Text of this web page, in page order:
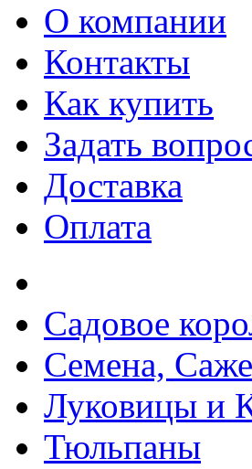
О компании
Контакты
Как купить
Задать
Доставка
Оплата
Садовое
Семена,
Луковицы и
Тюльпаны